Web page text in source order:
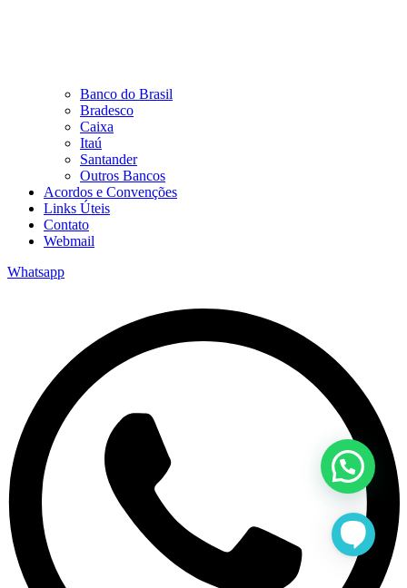
Banco do Brasil
Bradesco
Caixa
Itaú
Santander
Outros Bancos
Acordos e Convenções
Links Úteis
Contato
Webmail
Whatsapp